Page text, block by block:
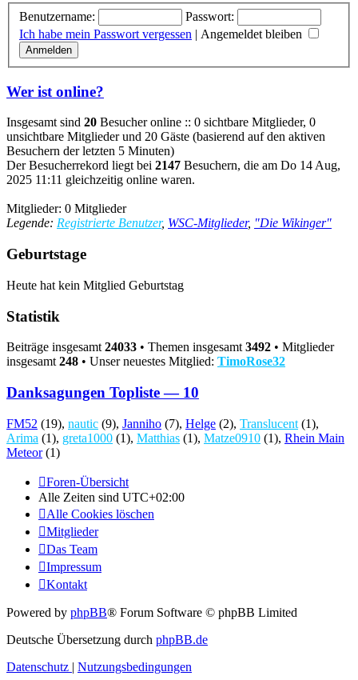
Benutzername:
Passwort:
Ich habe mein Passwort vergessen | Angemeldet bleiben
Wer ist online?
Insgesamt sind 20 Besucher online :: 0 sichtbare Mitglieder, 0
unsichtbare Mitglieder und 20 Gäste (basierend auf den aktiven
Besuchern der letzten 5 Minuten)
Der Besucherrekord liegt bei 2147 Besuchern, die am Do 14 Aug,
2025 11:11 gleichzeitig online waren.
Mitglieder: 0 Mitglieder
Legende: Registrierte Benutzer, WSC-Mitglieder, "Die Wikinger"
Geburtstage
Heute hat kein Mitglied Geburtstag
Statistik
Beiträge insgesamt 24033 • Themen insgesamt 3492 • Mitglieder
insgesamt 248 • Unser neuestes Mitglied: TimoRose32
Danksagungen Topliste — 10
FM52 (19), nautic (9), Janniho (7), Helge (2), Translucent (1),
Arima (1), greta1000 (1), Matthias (1), Matze0910 (1), Rhein Main
Meteor(1)
Foren-Übersicht
Alle Zeiten sind UTC+02:00
Alle Cookies löschen
Mitglieder
Das Team
Impressum
Kontakt
Powered by phpBB® Forum Software © phpBB Limited
Deutsche Übersetzung durch phpBB.de
Datenschutz | Nutzungsbedingungen